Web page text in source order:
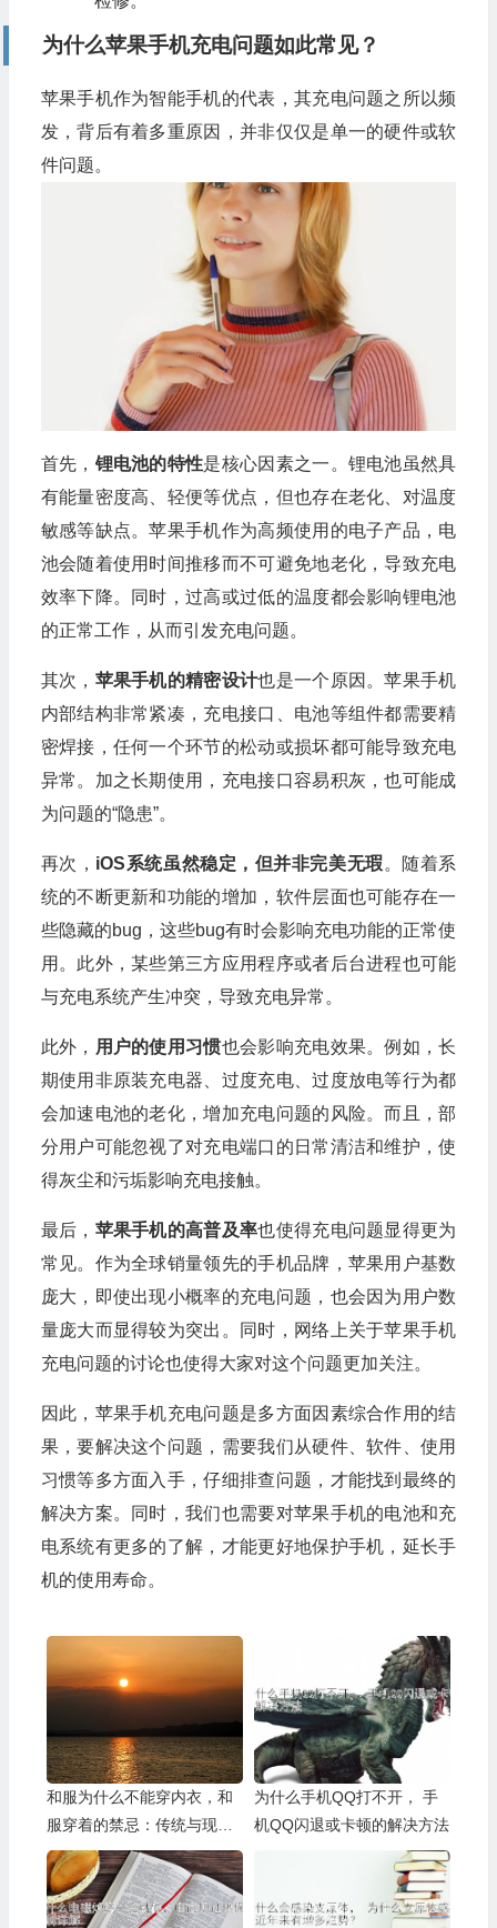
为什么苹果手机充电问题如此常见？
苹果手机作为智能手机的代表，其充电问题之所以频
发，背后有着多重原因，并非仅仅是单一的硬件或软
件问题。
首先， 锂电池的特性是核心因素之一。锂电池虽然具
有能量密度高、轻便等优点，但也存在老化、对温度
敏感等缺点。苹果手机作为高频使用的电子产品，电
池会随着使用时间推移而不可避免地老化，导致充电
效率下降。同时，过高或过低的温度都会影响锂电池
的正常工作，从而引发充电问题。
其次， 苹果手机的精密设计也是一个原因。苹果手机
内部结构非常紧凑，充电接口、电池等组件都需要精
密焊接，任何一个环节的松动或损坏都可能导致充电
异常。加之长期使用，充电接口容易积灰，也可能成
为问题的“隐患”。
再次， iOS系统虽然稳定，但并非完美无瑕。随着系
统的不断更新和功能的增加，软件层面也可能存在一
些隐藏的bug，这些bug有时会影响充电功能的正常使
用。此外，某些第三方应用程序或者后台进程也可能
与充电系统产生冲突，导致充电异常。
此外， 用户的使用习惯也会影响充电效果。例如，长
期使用非原装充电器、过度充电、过度放电等行为都
会加速电池的老化，增加充电问题的风险。而且，部
分用户可能忽视了对充电端口的日常清洁和维护，使
得灰尘和污垢影响充电接触。
最后， 苹果手机的高普及率也使得充电问题显得更为
常见。作为全球销量领先的手机品牌，苹果用户基数
庞大，即使出现小概率的充电问题，也会因为用户数
量庞大而显得较为突出。同时，网络上关于苹果手机
充电问题的讨论也使得大家对这个问题更加关注。
因此，苹果手机充电问题是多方面因素综合作用的结
果，要解决这个问题，需要我们从硬件、软件、使用
习惯等多方面入手，仔细排查问题，才能找到最终的
解决方案。同时，我们也需要对苹果手机的电池和充
电系统有更多的了解，才能更好地保护手机，延长手
机的使用寿命。
和服为什么不能穿内衣，和
服穿着的禁忌：传统与现代
的冲突
为什么手机QQ打不开， 手
机QQ闪退或卡顿的解决方法